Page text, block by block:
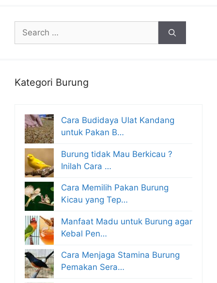
Search
for:
Kategori Burung
Cara Budidaya Ulat Kandang
untuk Pakan B…
Burung tidak Mau Berkicau ?
Inilah Cara …
Cara Memilih Pakan Burung
Kicau yang Tep…
Manfaat Madu untuk Burung agar
Kebal Pen…
Cara Menjaga Stamina Burung
Pemakan Sera…